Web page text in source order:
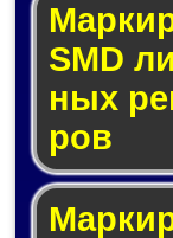
SMD
ных
ров